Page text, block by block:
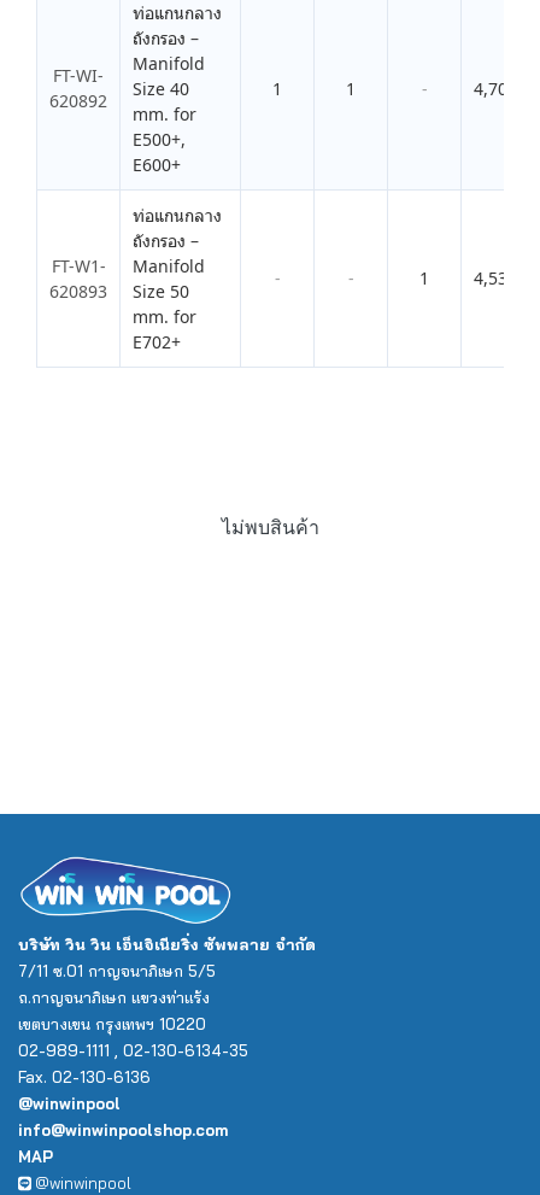
FT-WI-
620892
ท่อแกนกลาง
ถังกรอง –
Manifold
Size 40
mm. for
E500+,
E600+
1 1 - 4,708.00
FT-W1-
620893
ท่อแกนกลาง
ถังกรอง –
Manifold
Size 50
mm. for
E702+
- - 1 4,532.00
ไม่พบสินค้า
บริษัท วิน วิน เอ็นจิเนียริ่ง ซัพพลาย จำกัด
7/11 ซ.01 กาญจนาภิเษก 5/5
ถ.กาญจนาภิเษก แขวงท่าแร้ง
เขตบางเขน กรุงเทพฯ 10220
02-989-1111 , 02-130-6134-35
Fax. 02-130-6136
@winwinpool
info@winwinpoolshop.com
MAP
@winwinpool